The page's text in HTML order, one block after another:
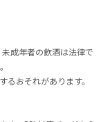
成年者の飲酒は法律で
おそれがあります。